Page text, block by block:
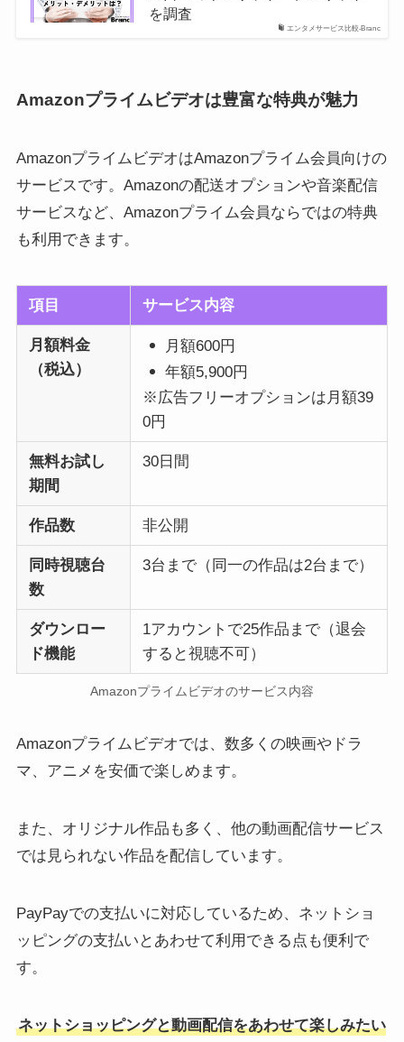
エンタメサービス比較-Branc
を調査
Amazonプライムビデオは豊富な特典が魅力
AmazonプライムビデオはAmazonプライム会員向けの
サービスです。Amazonの配送オプションや音楽配信
サービスなど、Amazonプライム会員ならではの特典
も利用できます。
項目 サービス内容
月額料金
（税込）
月額600円
年額5,900円
※広告フリーオプションは月額39
0円
無料お試し
期間
30日間
作品数 非公開
同時視聴台
数
3台まで（同一の作品は2台まで）
ダウンロー
ド機能
1アカウントで25作品まで（退会
すると視聴不可）
Amazonプライムビデオのサービス内容
Amazonプライムビデオでは、数多くの映画やドラ
マ、アニメを安価で楽しめます。
また、オリジナル作品も多く、他の動画配信サービス
では見られない作品を配信しています。
PayPayでの支払いに対応しているため、ネットショ
ッピングの支払いとあわせて利用できる点も便利で
す。
ネットショッピングと動画配信をあわせて楽しみたい